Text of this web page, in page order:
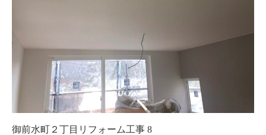
御前水町２丁目リフォーム工事 8